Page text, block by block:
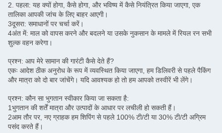
2. पहला: यह क्यों होगा, कैसे होगा, और भविष्य में कैसे नियंत्रित किया जाएगा, एक
तालिका आपकी जांच के लिए बाहर आएगी।
3दूसरा: समाधानों पर चर्चा करें।
4अंत में: माल को वापस करने और बदलने या उसके नुकसान के मामले में रियल रन सभी
शुल्क वहन करेगा।
प्रश्न: आप मेरे सामान की गारंटी कैसे देते हैं?
एकः आदेश ठीक अनुरोध के रूप में व्यवस्थित किया जाएगा, हम डिलिवरी से पहले पैकिंग
और मात्रा को दो बार जांचेंगे। यदि आवश्यक हो तो हम आपको तस्वीरें भी लेंगे।
प्रश्न: कौन सा भुगतान स्वीकार किया जा सकता है:
1भुगतान की शर्तें मात्रा और उत्पादों के आधार पर लचीली हो सकती हैं।
2आम तौर पर, नए ग्राहक हम शिपिंग से पहले 100% टी/टी या 30% टी/टी अग्रिम
पसंद करते हैं।